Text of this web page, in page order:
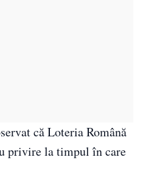
că Loteria Română
privire la timpul în care